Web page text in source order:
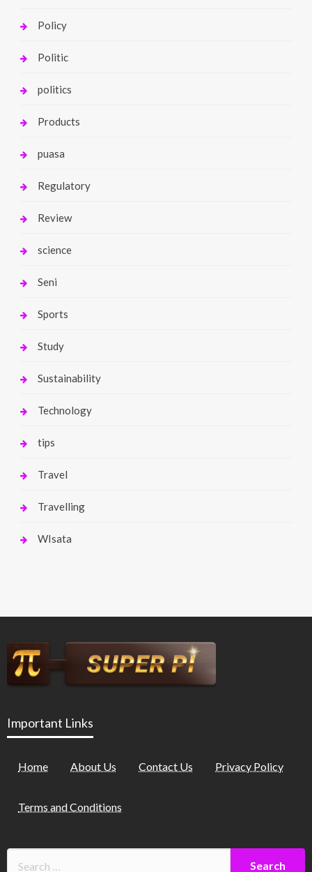
Policy
Politic
politics
Products
puasa
Regulatory
Review
science
Seni
Sports
Study
Sustainability
Technology
tips
Travel
Travelling
WIsata
Important Links
Home About Us Contact Us Privacy Policy
Terms and Conditions